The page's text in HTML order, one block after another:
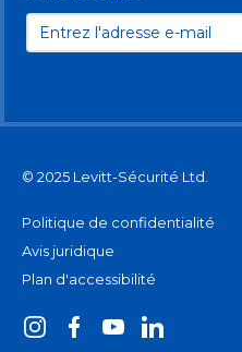
© 2025 Levitt-Sécurité Ltd.
Politique de confidentialité
Avis juridique
Plan d'accessibilité